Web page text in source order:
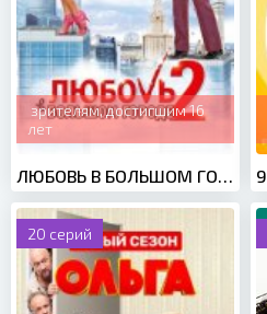
зрителям, достигшим 16
лет
ЛЮБОВЬ В БОЛЬШОМ ГОРОДЕ 2 (2010)
20 серий